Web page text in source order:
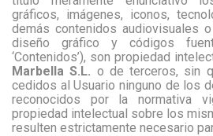
gráficos, imágenes, iconos,
demás contenidos audiovisuales
diseño gráfico y códigos
‘Contenidos’), son propiedad
Marbella S.L. o de terceros, sin
cedidos al Usuario ninguno de los
reconocidos por la normativa
propiedad intelectual sobre los
resulten estrictamente necesario